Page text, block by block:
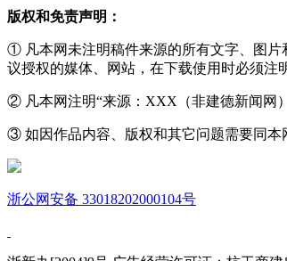
版权和免责声明：
① 凡本网未注明稿件来源的所有文字、图片
议授权的媒体、网站，在下载使用时必须注
② 凡本网注明“来源：XXX（非建德新闻网
③ 如因作品内容、版权和其它问题需要同本
浙公网安备 33018202000104号